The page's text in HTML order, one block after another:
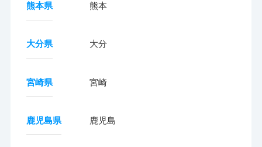
熊本県 熊本
大分県 大分
宮崎県 宮崎
鹿児島県 鹿児島